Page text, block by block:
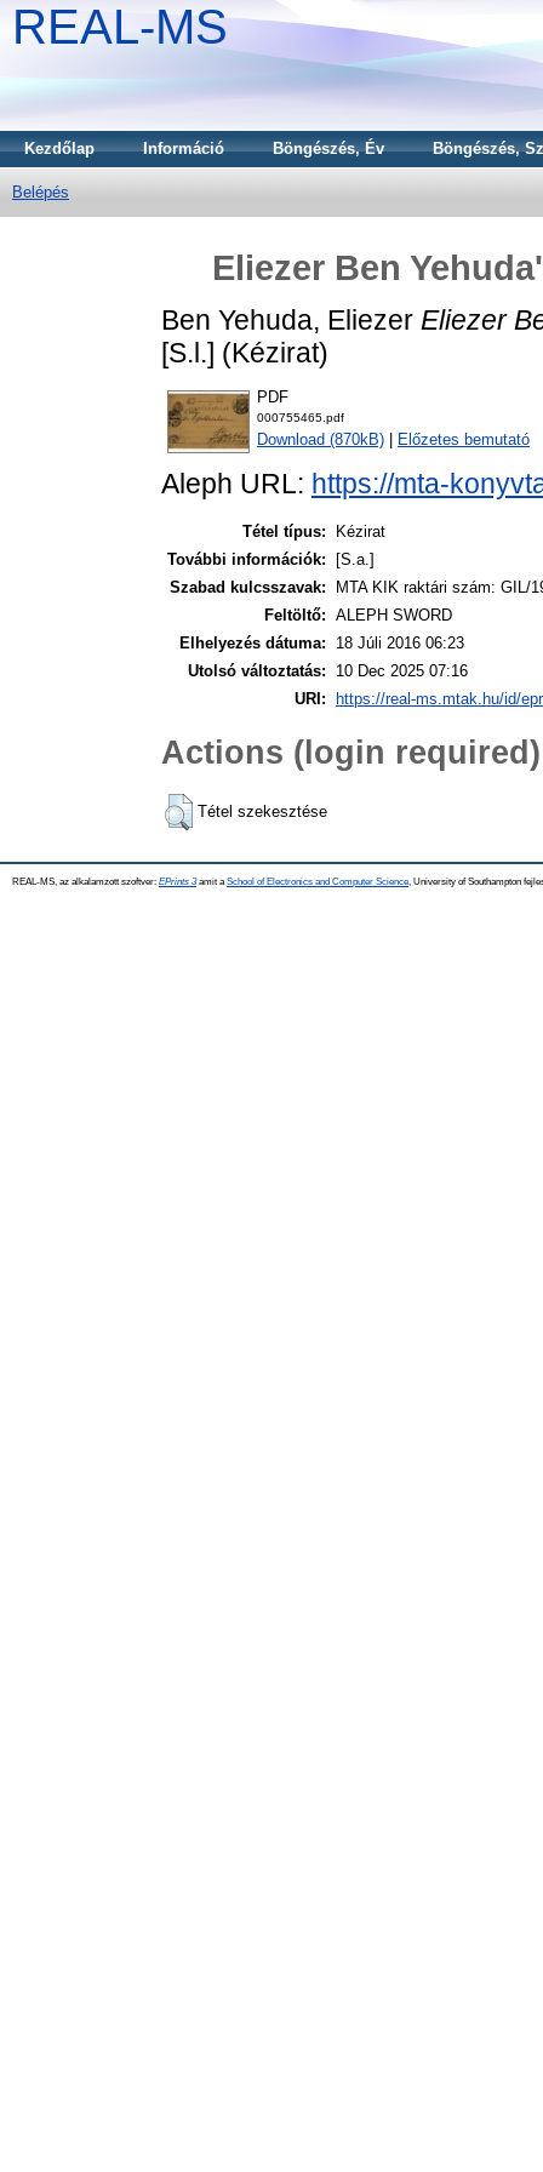
REAL-MS
Kezdőlap Információ Böngészés, Év Böngészés,
Belépés
Eliezer Ben
Ben Yehuda, Eliezer Eliezer
[S.l.] (Kézirat)
PDF
000755465.pdf
Download (870kB) Előzetes bemutató
Aleph URL: https://mta-
Tétel típus:
Kézirat
További információk:
[S.a.]
Szabad kulcsszavak:
MTA KIK raktári szám: GIL/
Feltöltő: ALEPH SWORD
Elhelyezés dátuma:
18 Júli 2016 06:23
Utolsó változtatás:
10 Dec 2025 07:16
URI:
https://real-ms.mtak.hu/id/
Actions (login required)
Tétel szekesztése
REAL-MS, az alkalamzott szoftver: EPrints 3amit a School of Electronics and Computer Science , University of Southampton